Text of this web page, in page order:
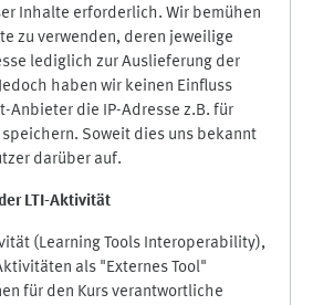
Inhalte erforderlich. Wir bemühen
zu verwenden, deren jeweilige
lediglich zur Auslieferung der
haben wir keinen Einfluss
Anbieter die IP-Adresse z.B. für
Soweit dies uns bekannt
darüber auf.
LTI-Aktivität
(Learning Tools Interoperability),
als "Externes Tool"
für den Kurs verantwortliche